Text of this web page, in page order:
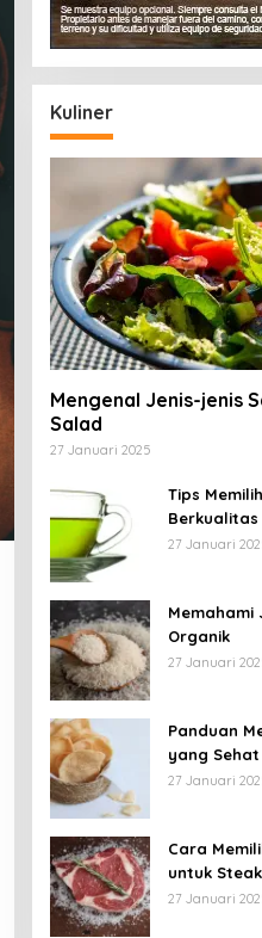
Kuliner
Mengenal Jenis-jenis
Salad
27 Januari 2025
Tips
Berkualitas
27 Januari
Memahami
Organik
27 Januari
Panduan
yang Sehat
27 Januari
Cara
untuk Steak
27 Januari